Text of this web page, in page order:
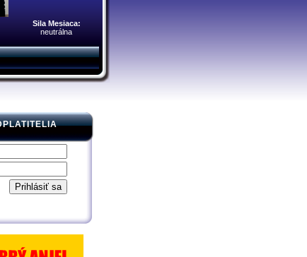
Sila Mesiaca:
neutrálna